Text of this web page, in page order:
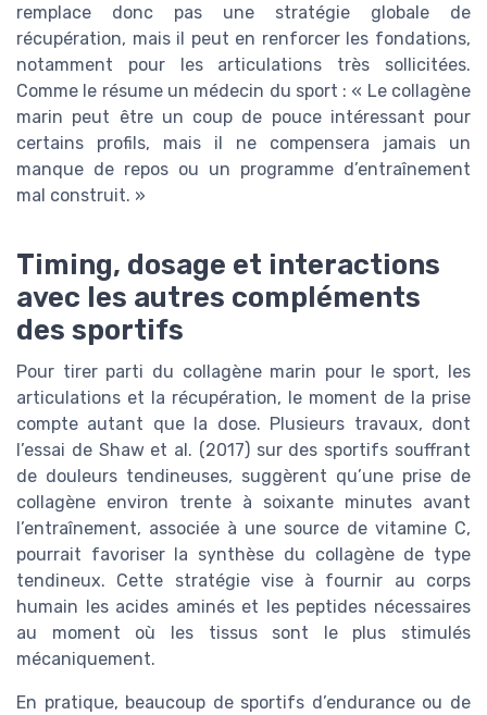
remplace donc pas une stratégie globale de
récupération, mais il peut en renforcer les fondations,
notamment pour les articulations très sollicitées.
Comme le résume un médecin du sport : « Le collagène
marin peut être un coup de pouce intéressant pour
certains profils, mais il ne compensera jamais un
manque de repos ou un programme d’entraînement
mal construit. »
Timing, dosage et interactions
avec les autres compléments
des sportifs
Pour tirer parti du collagène marin pour le sport, les
articulations et la récupération, le moment de la prise
compte autant que la dose. Plusieurs travaux, dont
l’essai de Shaw et al. (2017) sur des sportifs souffrant
de douleurs tendineuses, suggèrent qu’une prise de
collagène environ trente à soixante minutes avant
l’entraînement, associée à une source de vitamine C,
pourrait favoriser la synthèse du collagène de type
tendineux. Cette stratégie vise à fournir au corps
humain les acides aminés et les peptides nécessaires
au moment où les tissus sont le plus stimulés
mécaniquement.
En pratique, beaucoup de sportifs d’endurance ou de